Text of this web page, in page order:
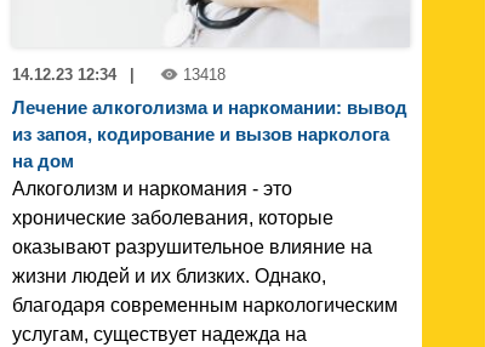
14.12.23 12:34 13418
Лечение алкоголизма и наркомании: вывод
из запоя, кодирование и вызов нарколога
на дом
Алкоголизм и наркомания - это
хронические заболевания, которые
оказывают разрушительное влияние на
жизни людей и их близких. Однако,
благодаря современным наркологическим
услугам, существует надежда на